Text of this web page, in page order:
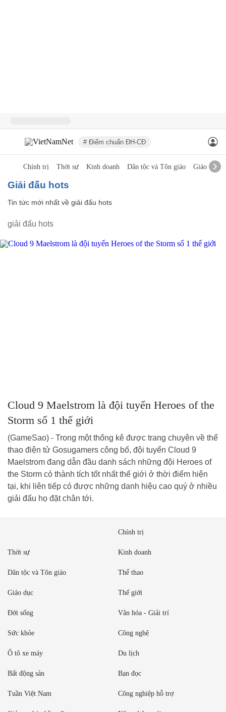
# Điểm chuẩn ĐH-CĐ
Chính trị Thời sự Kinh doanh Dân tộc và Tôn giáo Giáo dục
giải đấu hots
Tin tức mới nhất về giải đấu hots
giải đấu hots
Cloud 9 Maelstrom là đội tuyển Heroes of the
Storm số 1 thế giới
(GameSao) - Trong một thống kê được trang chuyên về thể
thao điện tử Gosugamers công bố, đội tuyển Cloud 9
Maelstrom đang dẫn đầu danh sách những đội Heroes of
the Storm có thành tích tốt nhất thế giới ở thời điểm hiện
tại, khi liên tiếp có được những danh hiệu cao quý ở nhiều
giải đấu họ đặt chân tới.
Chính trị
Thời sự Kinh doanh
Dân tộc và Tôn giáo Thể thao
Giáo dục Thế giới
Đời sống Văn hóa - Giải trí
Sức khỏe Công nghệ
Ô tô xe máy Du lịch
Bất động sản Bạn đọc
Tuần Việt Nam Công nghiệp hỗ trợ